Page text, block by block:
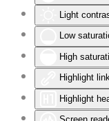
Light
Low
High
Highlight
Highlight